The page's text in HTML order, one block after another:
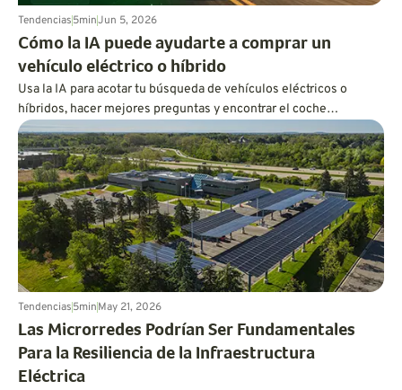
Tendencias5minJun 5, 2026
Cómo la IA puede ayudarte a comprar un
vehículo eléctrico o híbrido
Usa la IA para acotar tu búsqueda de vehículos eléctricos o
híbridos, hacer mejores preguntas y encontrar el coche
ecológico que se adapte a tu estilo de vida antes de ir al
concesionario.
Tendencias5minMay 21, 2026
Las Microrredes Podrían Ser Fundamentales
Para la Resiliencia de la Infraestructura
Eléctrica